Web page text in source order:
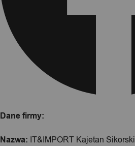
Dane firmy:
Nazwa: IT&IMPORT Kajetan Sikorski